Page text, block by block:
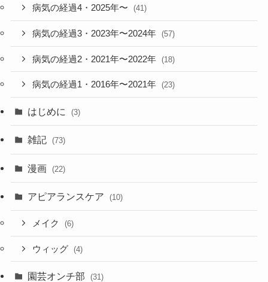
病気の経過4・2025年〜 (41)
病気の経過3・2023年〜2024年 (57)
病気の経過2・2021年〜2022年 (18)
病気の経過1・2016年〜2021年 (23)
はじめに (3)
雑記 (73)
漫画 (22)
アピアランスケア (10)
メイク (6)
ウィッグ (4)
園芸オンチ部 (31)